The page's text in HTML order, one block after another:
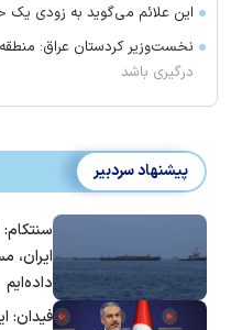
این علائم می‌گوید به زودی
نخست‌وزیر کردستان عراق:
درگیری باشد
پیشنهاد سردبیر
داده‌ایم
فیدان: